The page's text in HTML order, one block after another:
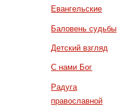
Евангельские
Баловень судьбы
Детский взгляд
С нами Бог
Радуга
православной